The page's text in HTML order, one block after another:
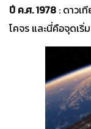
ปี ค.ศ. 1978 : ดาวเ
โคจร และนี่คือจุดเริ่